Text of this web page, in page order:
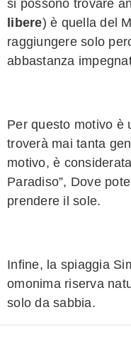
si possono trovare
libere) è quella del
raggiungere solo
abbastanza
Per questo motivo è
troverà mai tanta
motivo, è
Paradiso”, Dove
prendere il sole.
Infine, la spiaggia
omonima riserva
solo da sabbia.